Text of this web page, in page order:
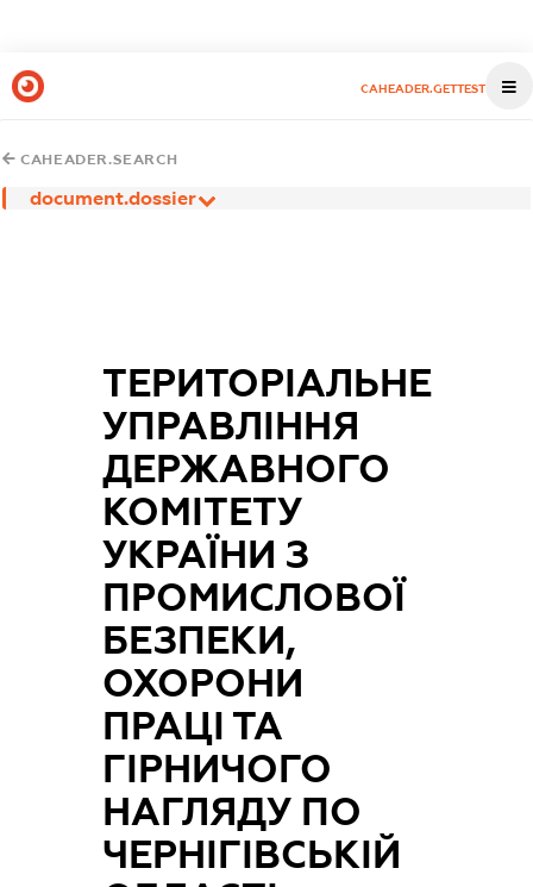
CAHEADER.GETTEST
CAHEADER.SEARCH
document.dossier
ТЕРИТОРІАЛЬНЕ
УПРАВЛІННЯ
ДЕРЖАВНОГО
КОМІТЕТУ
УКРАЇНИ З
ПРОМИСЛОВОЇ
БЕЗПЕКИ,
ОХОРОНИ
ПРАЦІ ТА
ГІРНИЧОГО
НАГЛЯДУ ПО
ЧЕРНІГІВСЬКІЙ